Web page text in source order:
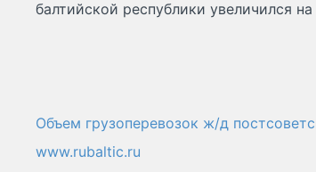
балтийской республики увеличился
Объем грузоперевозок ж/д
www.rubaltic.ru